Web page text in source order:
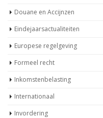
Douane en Accijnzen
Eindejaarsactualiteiten
Europese regelgeving
Formeel recht
Inkomstenbelasting
Internationaal
Invordering